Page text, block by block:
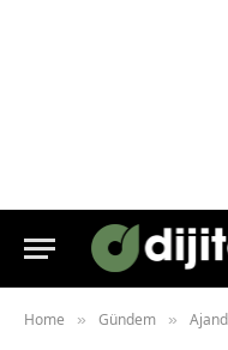
Home » Gündem »